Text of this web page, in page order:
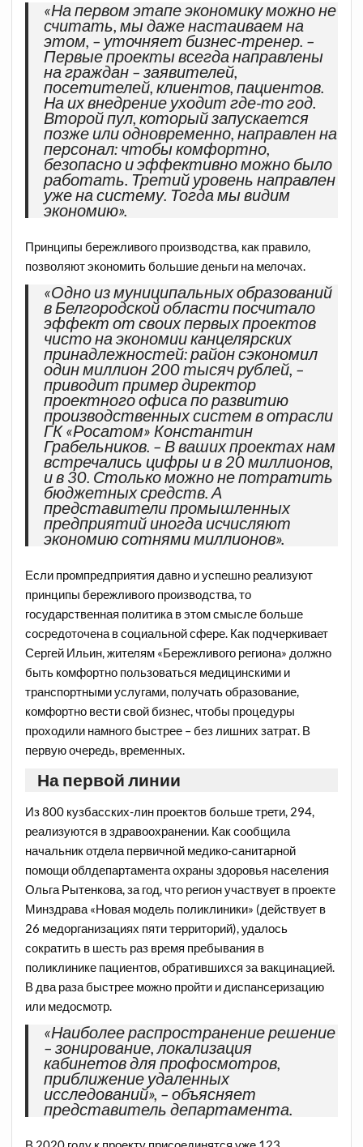
«На первом этапе экономику можно не
считать, мы даже настаиваем на
этом, – уточняет бизнес-тренер. –
Первые проекты всегда направлены
на граждан – заявителей,
посетителей, клиентов, пациентов.
На их внедрение уходит где-то год.
Второй пул, который запускается
позже или одновременно, направлен на
персонал: чтобы комфортно,
безопасно и эффективно можно было
работать. Третий уровень направлен
уже на систему. Тогда мы видим
экономию».
Принципы бережливого производства, как правило,
позволяют экономить большие деньги на мелочах.
«Одно из муниципальных образований
в Белгородской области посчитало
эффект от своих первых проектов
чисто на экономии канцелярских
принадлежностей: район сэкономил
один миллион 200 тысяч рублей, –
приводит пример директор
проектного офиса по развитию
производственных систем в отрасли
ГК «Росатом» Константин
Грабельников. – В ваших проектах нам
встречались цифры и в 20 миллионов,
и в 30. Столько можно не потратить
бюджетных средств. А
представители промышленных
предприятий иногда исчисляют
экономию сотнями миллионов».
Если промпредприятия давно и успешно реализуют
принципы бережливого производства, то
государственная политика в этом смысле больше
сосредоточена в социальной сфере. Как подчеркивает
Сергей Ильин, жителям «Бережливого региона» должно
быть комфортно пользоваться медицинскими и
транспортными услугами, получать образование,
комфортно вести свой бизнес, чтобы процедуры
проходили намного быстрее – без лишних затрат. В
первую очередь, временных.
На первой линии
Из 800 кузбасских-лин проектов больше трети, 294,
реализуются в здравоохранении. Как сообщила
начальник отдела первичной медико-санитарной
помощи облдепартамента охраны здоровья населения
Ольга Рытенкова, за год, что регион участвует в проекте
Минздрава «Новая модель поликлиники» (действует в
26 медорганизациях пяти территорий), удалось
сократить в шесть раз время пребывания в
поликлинике пациентов, обратившихся за вакцинацией.
В два раза быстрее можно пройти и диспансеризацию
или медосмотр.
«Наиболее распространение решение
– зонирование, локализация
кабинетов для профосмотров,
приближение удаленных
исследований», – объясняет
представитель департамента.